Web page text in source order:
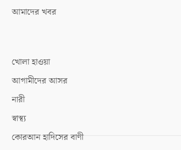
আমাদের খবর
খোলা হাওয়া
আগামীদের আসর
নারী
স্বাস্থ্য
কোরআন হাদিসের বাণী